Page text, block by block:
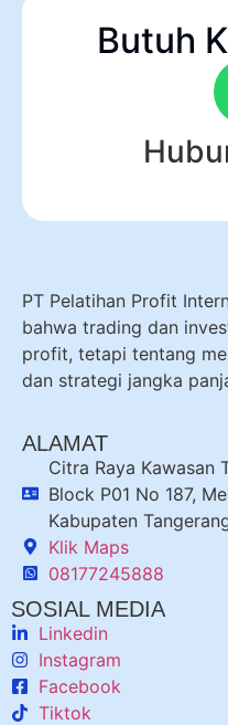
Butuh
PT Pelatihan Profit
bahwa trading dan
profit, tetapi tentang
dan strategi jangka
ALAMAT
Citra Raya Kawasan
Block P01 No 187,
Kabupaten
Klik Maps
08177245888
SOSIAL MEDIA
Linkedin
Instagram
Facebook
Tiktok